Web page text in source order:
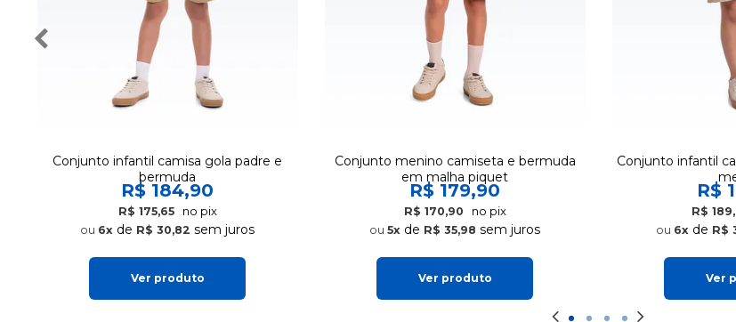
Conjunto infantil camisa gola padre e
bermuda
R$ 184,90
R$ 175,65 no pix
6xde R$ 30,82 sem juros
Ver produto
Conjunto menino camiseta e bermuda
em malha piquet
R$ 179,90
R$ 170,90 no pix
5xde R$ 35,98 sem juros
Ver produto
Conjunto infantil
R$
R$
6xde R$
Ver